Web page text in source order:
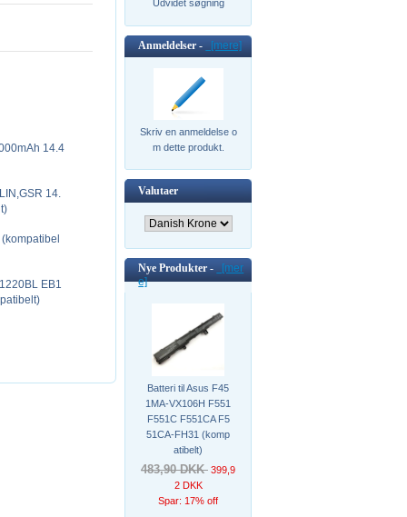
14.4
14.
EB1
Udvidet søgning
Anmeldelser - [mere]
Skriv en anmeldelse o
m dette produkt.
Valutaer
Nye Produkter -
[mer
e]
Batteri til Asus F45
1MA-VX106H F551
F551C F551CA F5
51CA-FH31 (komp
atibelt)
483,90 DKK 399,9
2 DKK
Spar: 17% off